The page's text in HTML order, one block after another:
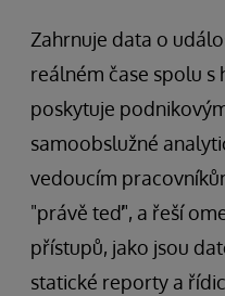
Zahrnuje data o
reálném čase spolu s
poskytuje
samoobslužné
vedoucím
"právě teď", a řeší
přístupů, jako jsou
statické reporty a